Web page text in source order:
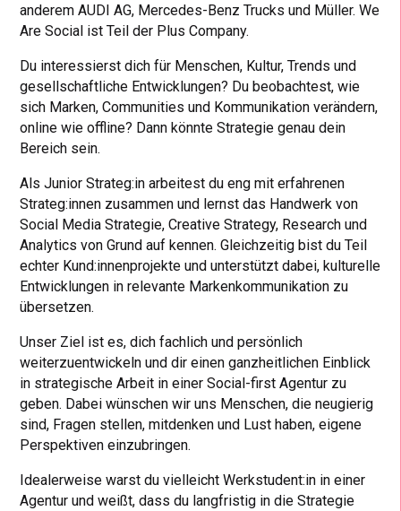
anderem AUDI AG, Mercedes-Benz Trucks und Müller. We
Are Social ist Teil der Plus Company.
Du interessierst dich für Menschen, Kultur, Trends und
gesellschaftliche Entwicklungen? Du beobachtest, wie
sich Marken, Communities und Kommunikation verändern,
online wie offline? Dann könnte Strategie genau dein
Bereich sein.
Als Junior Strateg:in arbeitest du eng mit erfahrenen
Strateg:innen zusammen und lernst das Handwerk von
Social Media Strategie, Creative Strategy, Research und
Analytics von Grund auf kennen. Gleichzeitig bist du Teil
echter Kund:innenprojekte und unterstützt dabei, kulturelle
Entwicklungen in relevante Markenkommunikation zu
übersetzen.
Unser Ziel ist es, dich fachlich und persönlich
weiterzuentwickeln und dir einen ganzheitlichen Einblick
in strategische Arbeit in einer Social-first Agentur zu
geben. Dabei wünschen wir uns Menschen, die neugierig
sind, Fragen stellen, mitdenken und Lust haben, eigene
Perspektiven einzubringen.
Idealerweise warst du vielleicht Werkstudent:in in einer
Agentur und weißt, dass du langfristig in die Strategie